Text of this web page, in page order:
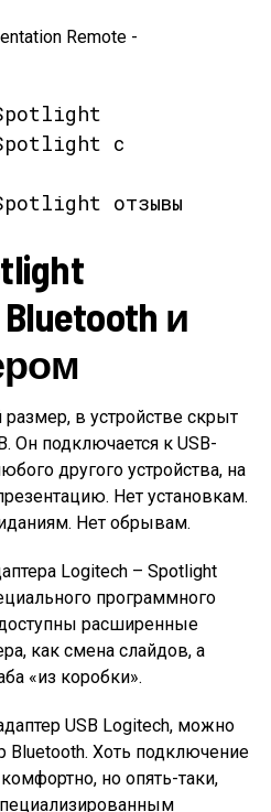
и
в устройстве скрыт
Он подключается к USB-
другого устройства, на
Нет установкам.
Нет обрывам.
Logitech – Spotlight
программного
расширенные
как смена слайдов, а
«из коробки».
USB Logitech, можно
Bluetooth. Хоть подключение
но опять-таки,